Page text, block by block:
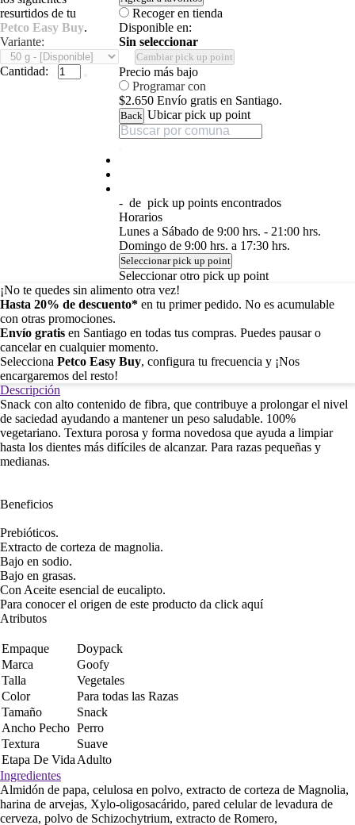
resurtidos de tu
Petco Easy Buy.
Variante:
Cantidad:
Recoger en tienda
Disponible en:
Sin seleccionar
Cambiar pick up point
Precio más bajo
Programar con
$2.650 Envío gratis en Santiago.
Back Ubicar pick up point
- de pick up points encontrados
Horarios
Lunes a Sábado de 9:00 hrs. - 21:00 hrs.
Domingo de 9:00 hrs. a 17:30 hrs.
Seleccionar pick up point
Seleccionar otro pick up point
¡No te quedes sin alimento otra vez!
Hasta 20% de descuento* en tu primer pedido. No es acumulable
con otras promociones.
Envío gratis en Santiago en todas tus compras. Puedes pausar o
cancelar en cualquier momento.
Selecciona Petco Easy Buy, configura tu frecuencia y ¡Nos
encargaremos del resto!
Descripción
Snack con alto contenido de fibra, que contribuye a prolongar el nivel
de saciedad ayudando a mantener un peso saludable. 100%
vegetariano. Textura porosa y forma novedosa que ayuda a limpiar
hasta los dientes más difíciles de alcanzar. Para razas pequeñas y
medianas.
Beneficios
Prebióticos.
Extracto de corteza de magnolia.
Bajo en sodio.
Bajo en grasas.
Con Aceite esencial de eucalipto.
Para conocer el origen de este producto da click aquí
Atributos
Empaque
Doypack
Marca
Goofy
Talla
Vegetales
Color
Para todas las Razas
Tamaño
Snack
Ancho Pecho Perro
Textura
Suave
Etapa De Vida Adulto
Ingredientes
Almidón de papa, celulosa en polvo, extracto de corteza de Magnolia,
harina de arvejas, Xylo-oligosacárido, pared celular de levadura de
cerveza, polvo de Schizochytrium, extracto de Romero,